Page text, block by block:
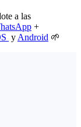
a las
+
y Android 🌱